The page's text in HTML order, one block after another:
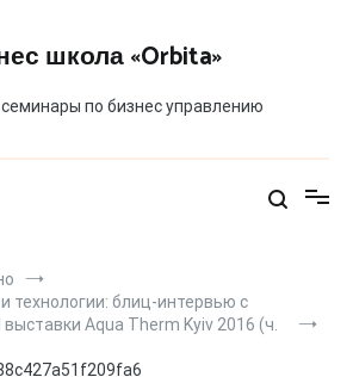
школа «Orbita»
по бизнес управлению
технологии: блиц-интервью с
Aqua Therm Kyiv 2016 (ч.